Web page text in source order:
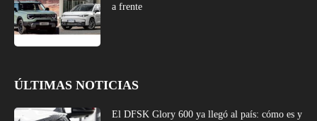
a frente
ÚLTIMAS NOTICIAS
El DFSK Glory 600 ya llegó al país: cómo es y